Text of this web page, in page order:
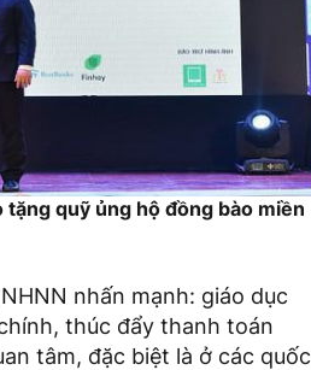
quỹ ủng hộ đồng bào miền
nhấn mạnh: giáo dục
thúc đẩy thanh toán
tâm, đặc biệt là ở các quốc